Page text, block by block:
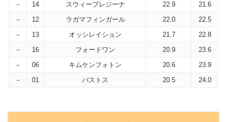
－
14 スウィープレジーナ 22.9
21.6
－
12 ラガマフィンガール 22.0
22.5
－
13 オッシレイション 21.7
22.8
－
16 フォードワン 20.9
23.6
－
06 キムケンフォトン 20.6
23.9
－
01 バストス 20.5 24.0